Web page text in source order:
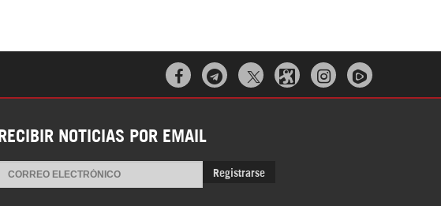
CGRI de Irán asesta duros golpes a EEUU
Detrás de la Razón
  
RECIBIR NOTICIAS POR EMAIL
Registrarse